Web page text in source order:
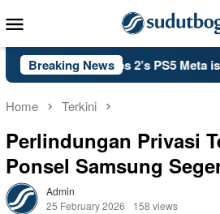
to
Menu
Breaking News
Black Ops 2’s PS5 Meta is
Home Terkini
Perlindungan Privasi
Ponsel Samsung
Admin
25 February 2026
158 views